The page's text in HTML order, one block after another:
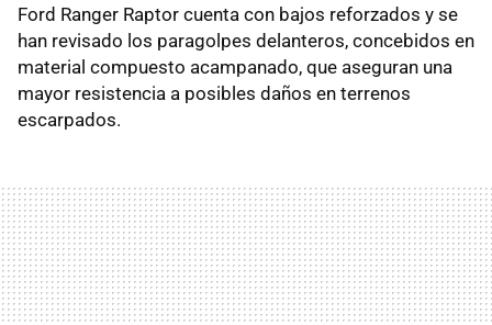
Ford Ranger Raptor cuenta con bajos reforzados y se
han revisado los paragolpes delanteros, concebidos en
material compuesto acampanado, que aseguran una
mayor resistencia a posibles daños en terrenos
escarpados.